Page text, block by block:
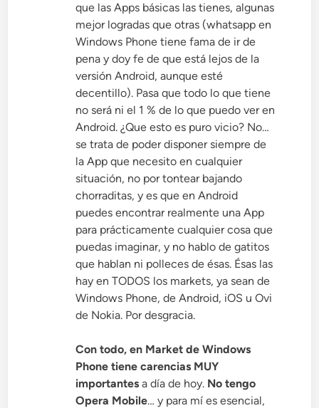
que las Apps básicas las tienes, algunas
mejor logradas que otras (whatsapp en
Windows Phone tiene fama de ir de
pena y doy fe de que está lejos de la
versión Android, aunque esté
decentillo). Pasa que todo lo que tiene
no será ni el 1 % de lo que puedo ver en
Android. ¿Que esto es puro vicio? No…
se trata de poder disponer siempre de
la App que necesito en cualquier
situación, no por tontear bajando
chorraditas, y es que en Android
puedes encontrar realmente una App
para prácticamente cualquier cosa que
puedas imaginar, y no hablo de gatitos
que hablan ni polleces de ésas. Ésas las
hay en TODOS los markets, ya sean de
Windows Phone, de Android, iOS u Ovi
de Nokia. Por desgracia.
Con todo, en Market de Windows
Phone tiene carencias MUY
importantes a día de hoy. No tengo
Opera Mobile… y para mí es esencial,